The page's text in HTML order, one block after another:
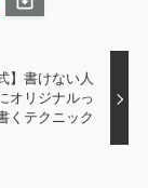
】書けない人
オリジナルっ
くテクニック